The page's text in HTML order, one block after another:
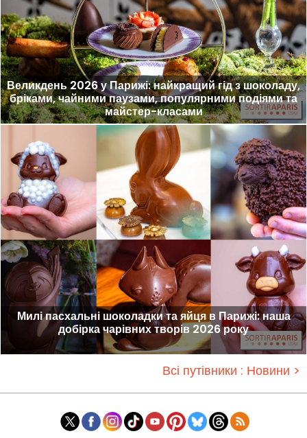
Великдень 2026 у Парижі: найкращий гід з шоколаду,
бріками, чайними паузами, популярними подіями та
майстер-класами
Милі пасхальні шоколадки та яйця в Парижі: наша
добірка чарівних творів 2026 року
Всі путівники : Новини >